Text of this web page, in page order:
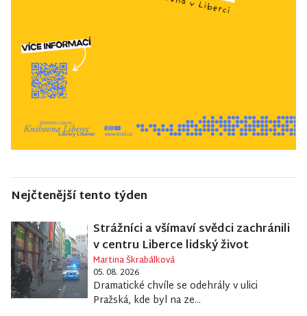
Nejčtenější tento týden
Strážníci a všímaví svědci zachránili
v centru Liberce lidský život
Martina Škrabálková
05. 08. 2026
Dramatické chvíle se odehrály v ulici
Pražská, kde byl na ze...